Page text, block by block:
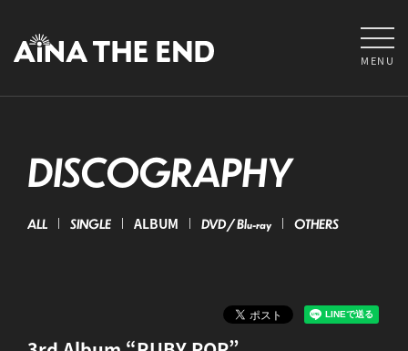
MENU
DISCOGRAPHY
ALL SINGLE ALBUM DVD / Blu-ray OTHERS